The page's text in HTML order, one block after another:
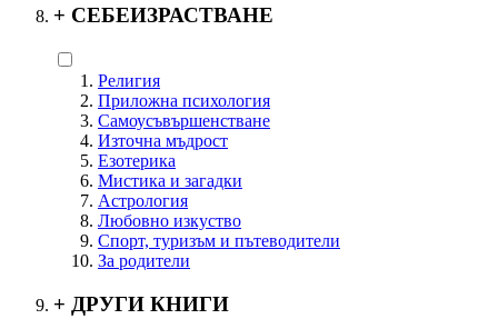
+ СЕБЕИЗРАСТВАНЕ
Религия
Приложна психология
Самоусъвършенстване
Източна мъдрост
Езотерика
Мистика и загадки
Астрология
Любовно изкуство
Спорт, туризъм и пътеводители
За родители
+ ДРУГИ КНИГИ